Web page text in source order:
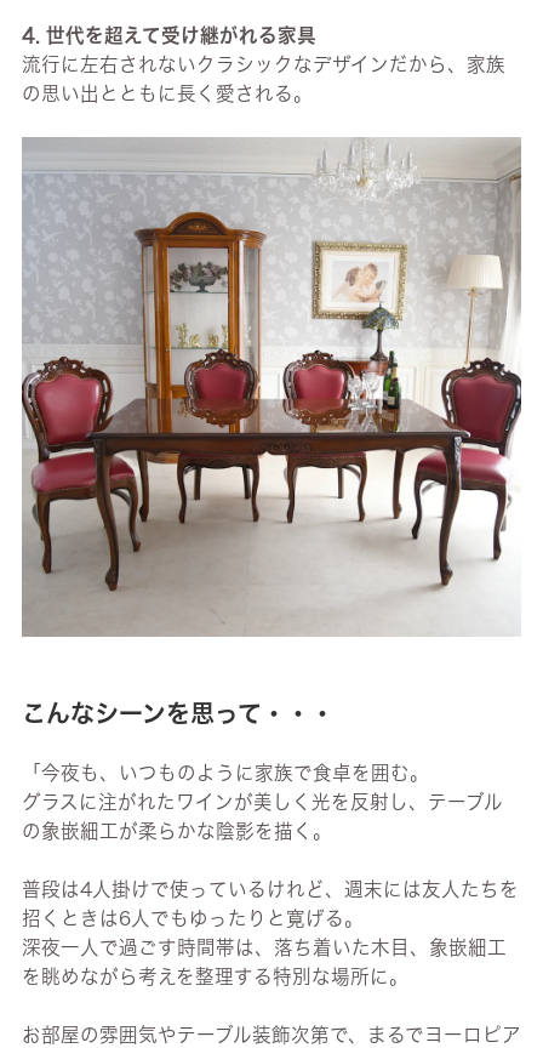
4. 世代を超えて受け継がれる家具
流行に左右されないクラシックなデザインだから、家族
の思い出とともに長く愛される。
こんなシーンを思って・・・
「今夜も、いつものように家族で食卓を囲む。
グラスに注がれたワインが美しく光を反射し、テーブル
の象嵌細工が柔らかな陰影を描く。
普段は4人掛けで使っているけれど、週末には友人たちを
招くときは6人でもゆったりと寛げる。
深夜一人で過ごす時間帯は、落ち着いた木目、象嵌細工
を眺めながら考えを整理する特別な場所に。
お部屋の雰囲気やテーブル装飾次第で、まるでヨーロピア